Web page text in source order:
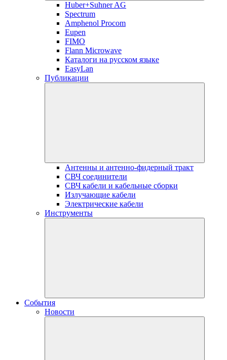
Huber+Suhner AG
Spectrum
Amphenol Procom
Eupen
FIMO
Flann Microwave
Каталоги на русском языке
EasyLan
Публикации
Антенны и антенно-фидерный тракт
СВЧ соединители
СВЧ кабели и кабельные сборки
Излучающие кабели
Электрические кабели
Инструменты
События
Новости